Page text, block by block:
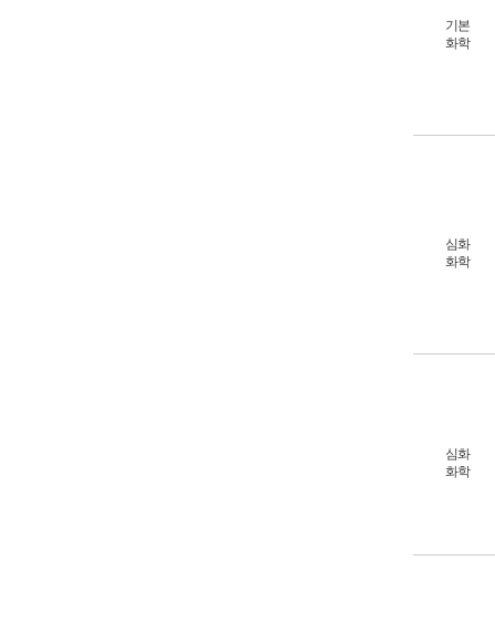
기본
화학
심화
화학
심화
화학